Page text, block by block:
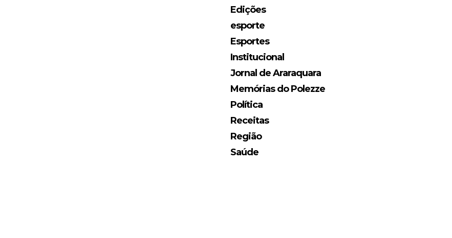
Edições
esporte
Esportes
Institucional
Jornal de Araraquara
Memórias do Polezze
Política
Receitas
Região
Saúde